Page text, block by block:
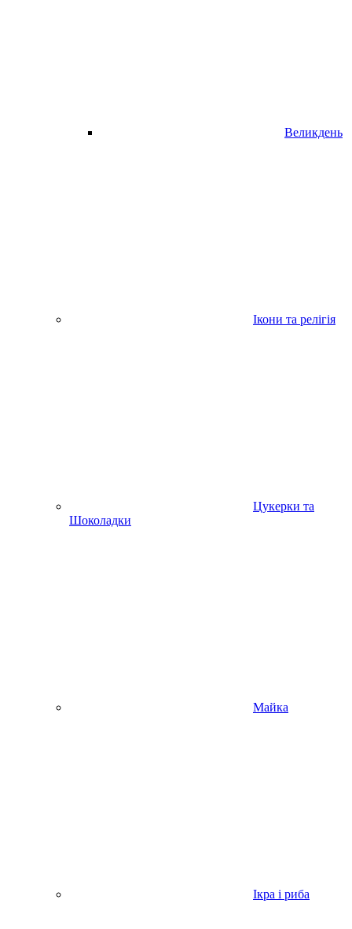
Великдень
Ікони та релігія
Цукерки та
Шоколадки
Майка
Ікра і риба